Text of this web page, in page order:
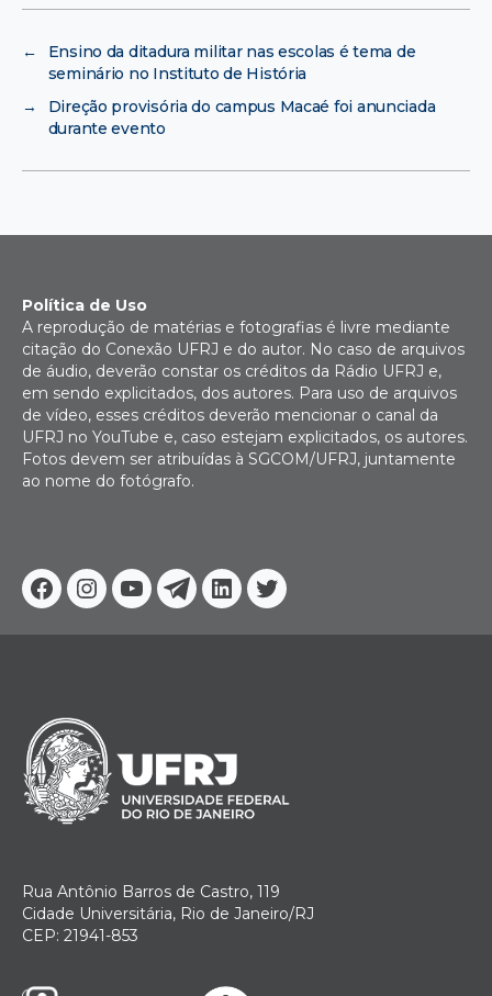
←
Ensino da ditadura militar nas escolas é tema de
seminário no Instituto de História
→
Direção provisória do campus Macaé foi anunciada
durante evento
Facebook
Instagram
YoutubeTelegram
Linkedin
Twitter
Política de Uso
A reprodução de matérias e fotografias é livre mediante
citação do Conexão UFRJ e do autor. No caso de arquivos
de áudio, deverão constar os créditos da Rádio UFRJ e,
em sendo explicitados, dos autores. Para uso de arquivos
de vídeo, esses créditos deverão mencionar o canal da
UFRJ no YouTube e, caso estejam explicitados, os autores.
Fotos devem ser atribuídas à SGCOM/UFRJ, juntamente
ao nome do fotógrafo.
Rua Antônio Barros de Castro, 119
Cidade Universitária, Rio de Janeiro/RJ
CEP: 21941-853